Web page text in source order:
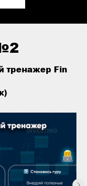
тренажер Fin